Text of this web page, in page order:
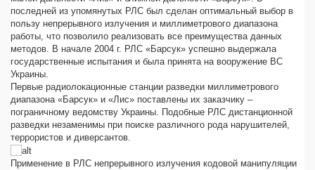
последней из упомянутых РЛС был сделан оптимальный выбор в
пользу непрерывного излучения и миллиметрового диапазона
работы, что позволило реализовать все преимущества данных
методов. В начале 2004 г. РЛС «Барсук» успешно выдержала
государственные испытания и была принята на вооружение ВС
Украины.
Первые радиолокационные станции разведки миллиметрового
диапазона «Барсук» и «Лис» поставлены их заказчику –
пограничному ведомству Украины. Подобные РЛС дистанционной
разведки незаменимы при поиске различного рода нарушителей,
террористов и диверсантов.
Применение в РЛС непрерывного излучения кодовой манипуляции